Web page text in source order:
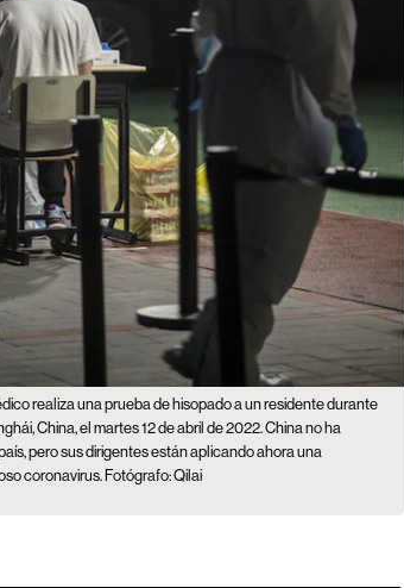
realiza una prueba de hisopado a un residente durante
China, el martes 12 de abril de 2022. China no ha
pero sus dirigentes están aplicando ahora una
coronavirus. Fotógrafo: Qilai